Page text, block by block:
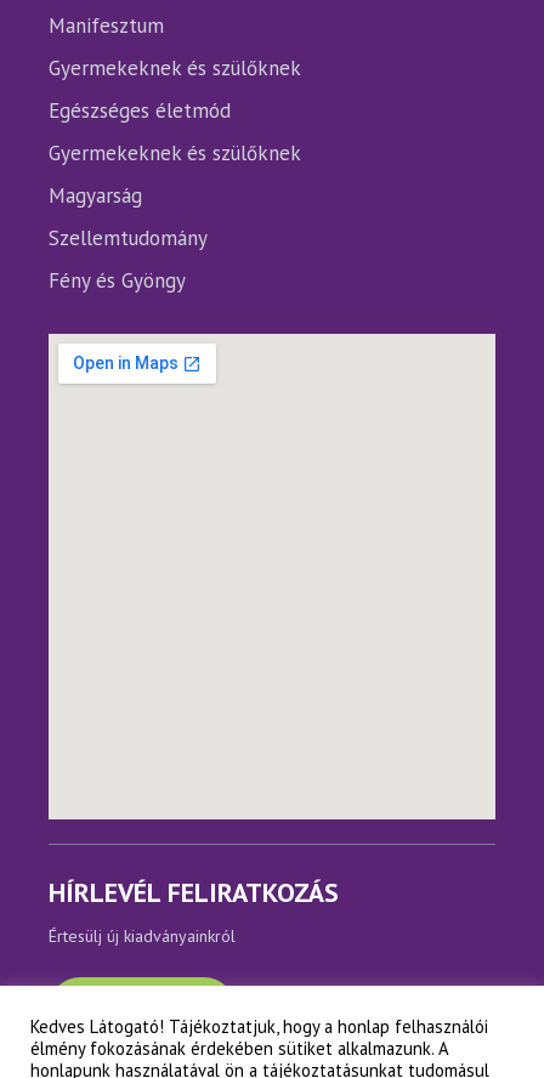
Manifesztum
Gyermekeknek és szülőknek
Egészséges életmód
Gyermekeknek és szülőknek
Magyarság
Szellemtudomány
Fény és Gyöngy
HÍRLEVÉL FELIRATKOZÁS
Értesülj új kiadványainkról
Kedves Látogató! Tájékoztatjuk, hogy a honlap felhasználói
élmény fokozásának érdekében sütiket alkalmazunk. A
honlapunk használatával ön a tájékoztatásunkat tudomásul